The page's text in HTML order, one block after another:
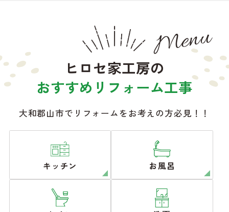
Menu
ヒロセ家工房の
おすすめリフォーム工事
大和郡山市でリフォームをお考えの方必見！！
キッチン お風呂